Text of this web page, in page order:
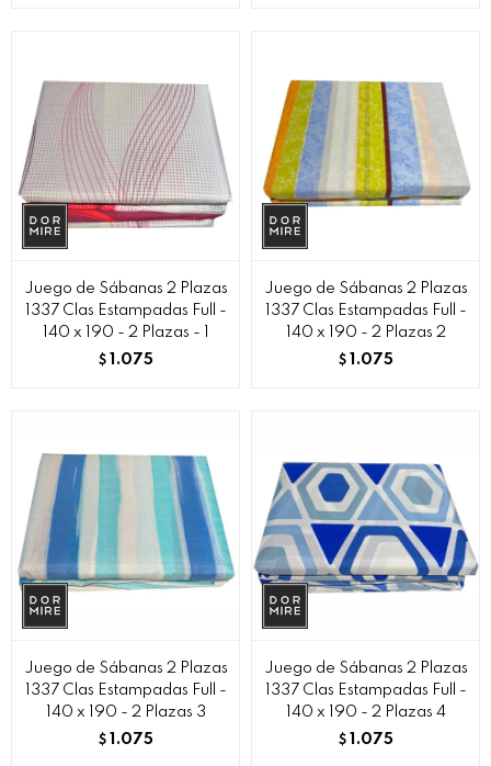
Juego de Sábanas 2 Plazas
1337 Clas Estampadas Full -
140 x 190 - 2 Plazas - 1
$ 1.075
Juego de Sábanas 2 Plazas
1337 Clas Estampadas Full -
140 x 190 - 2 Plazas 2
$ 1.075
Juego de Sábanas 2 Plazas
1337 Clas Estampadas Full -
140 x 190 - 2 Plazas 3
$ 1.075
Juego de Sábanas 2 Plazas
1337 Clas Estampadas Full -
140 x 190 - 2 Plazas 4
$ 1.075